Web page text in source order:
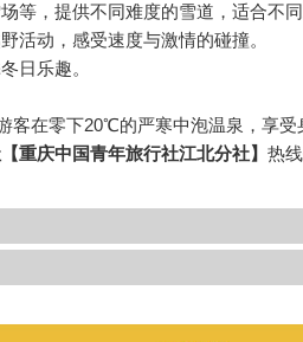
，提供不同难度的雪道，适合不同
活动，感受速度与激情的碰撞。
日乐趣。
客在零下20℃的严寒中泡温泉，享受
重庆中国青年旅行社江北分社】 热线